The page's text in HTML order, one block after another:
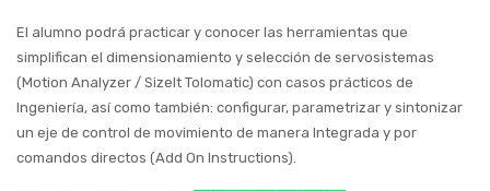
El alumno podrá practicar y conocer las herramientas que
simplifican el dimensionamiento y selección de servosistemas
(Motion Analyzer / SizeIt Tolomatic) con casos prácticos de
Ingeniería, así como también: configurar, parametrizar y sintonizar
un eje de control de movimiento de manera Integrada y por
comandos directos (Add On Instructions).